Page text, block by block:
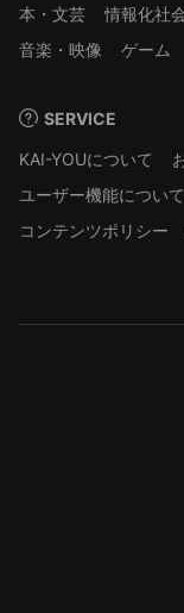
本・文芸
情報化社
音楽・映像
ゲーム
SERVICE
KAI-YOUについて
ユーザー機能について
コンテンツポリシー